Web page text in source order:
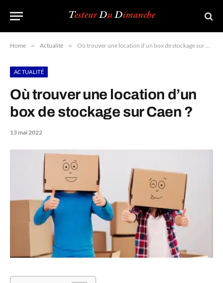
Home » Actualité » Où trouver une location d’un box de stockage sur Caen ?
ACTUALITÉ
Où trouver une location d’un
box de stockage sur Caen ?
13 mai 2022